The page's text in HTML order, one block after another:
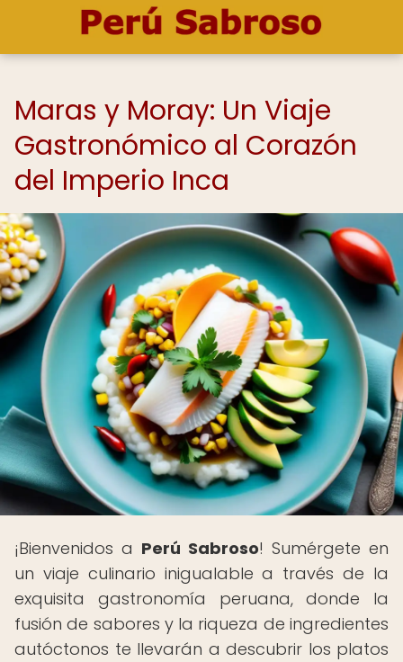
Maras y Moray: Un Viaje
Gastronómico al Corazón
del Imperio Inca
¡Bienvenidos a Perú Sabroso! Sumérgete en
un viaje culinario inigualable a través de la
exquisita gastronomía peruana, donde la
fusión de sabores y la riqueza de ingredientes
autóctonos te llevarán a descubrir los platos